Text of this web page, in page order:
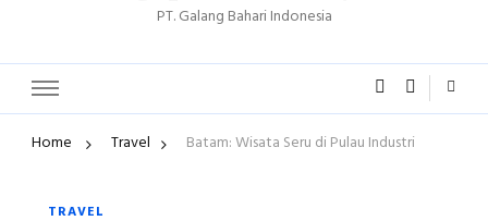
PT. Galang Bahari Indonesia
Home Travel Batam: Wisata Seru di Pulau Industri
TRAVEL